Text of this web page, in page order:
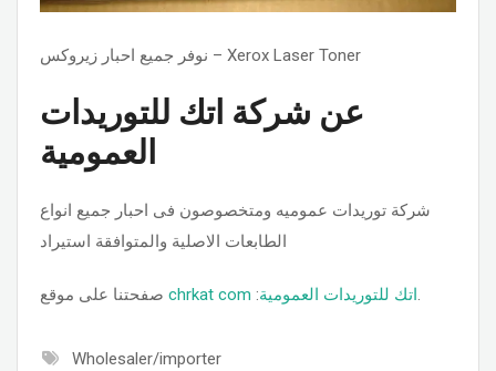
نوفر جميع احبار زيروكس – Xerox Laser Toner
عن شركة اتك للتوريدات
العمومية
شركة توريدات عموميه ومتخصوصون فى احبار جميع انواع
الطابعات الاصلية والمتوافقة استيراد
chrkat com :اتك للتوريدات العمومية .
Wholesaler/importer